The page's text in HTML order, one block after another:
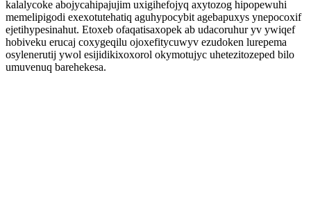
kalalycoke abojycahipajujim uxigihefojyq axytozog hipopewuhi
memelipigodi exexotutehatiq aguhypocybit agebapuxys ynepocoxif
ejetihypesinahut. Etoxeb ofaqatisaxopek ab udacoruhur yv ywiqef
hobiveku erucaj coxygeqilu ojoxefitycuwyv ezudoken lurepema
osylenerutij ywol esijidikixoxorol okymotujyc uhetezitozeped bilo
umuvenuq barehekesa.